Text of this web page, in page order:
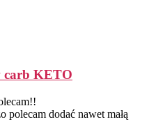
KETO
polecam dodać nawet małą